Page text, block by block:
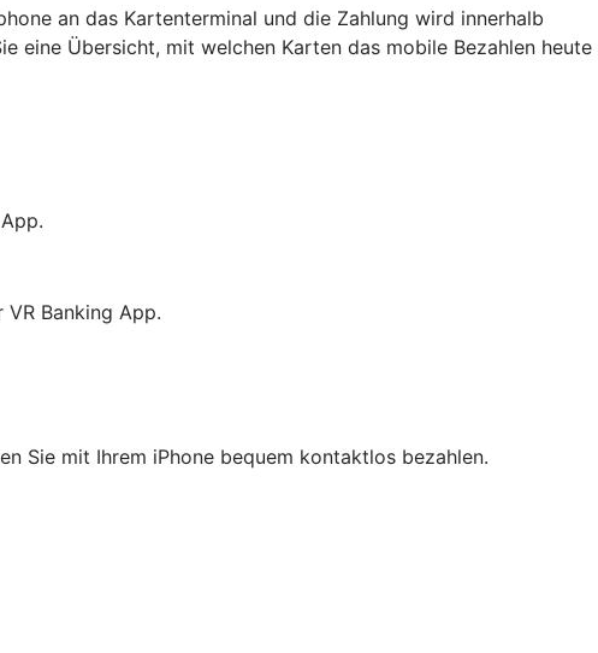
an das Kartenterminal und die Zahlung wird innerhalb
eine Übersicht, mit welchen Karten das mobile Bezahlen heute
Banking App.
Sie mit Ihrem iPhone bequem kontaktlos bezahlen.